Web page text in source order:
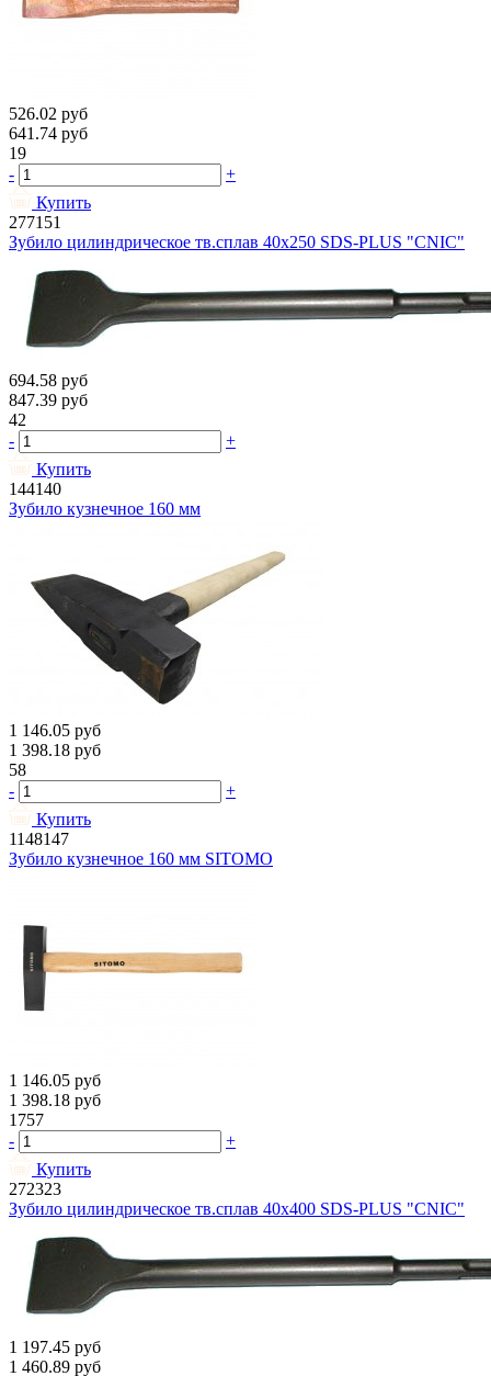
526.02 руб
641.74 руб
19
-
+
Купить
277151
Зубило цилиндрическое тв.сплав 40х250 SDS-PLUS "CNIC"
694.58 руб
847.39 руб
42
-
+
Купить
144140
Зубило кузнечное 160 мм
1 146.05 руб
1 398.18 руб
58
-
+
Купить
1148147
Зубило кузнечное 160 мм SITOMO
1 146.05 руб
1 398.18 руб
1757
-
+
Купить
272323
Зубило цилиндрическое тв.сплав 40х400 SDS-PLUS "CNIC"
1 197.45 руб
1 460.89 руб